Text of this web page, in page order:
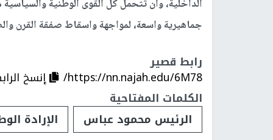
الداخلية، وأن تتحمل كل القوى الوطنية
جماهيرية واسعة، لمواجهة واسقاط صفقة القرن
رابط قصير
https://nn.najah.edu/6M78/
إنسخ
الكلمات المفتاحية
الرئيس محمود عباس
الإرادة